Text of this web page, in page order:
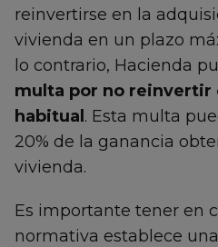
reinvertirse en la
vivienda en un plazo
lo contrario, Hacienda
multa por no reinvertir
habitual. Esta multa
20% de la ganancia
vivienda.
Es importante tener en
normativa establece